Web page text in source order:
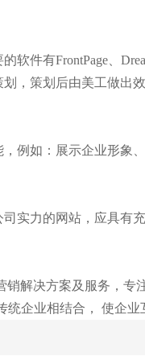
件有FrontPage、
，策划后由美工做
例如：展示企业形
实力的网站，应具有
销解决方案及服务，专
企业相结合， 使企业